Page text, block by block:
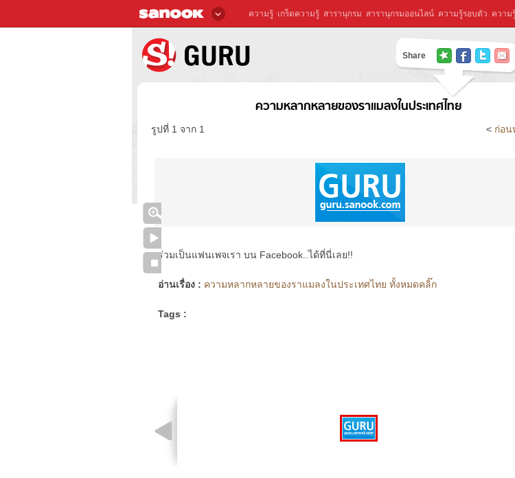
ความรู้ เกร็ดความรู้ สารานุกรม สารานุกรมออนไลน์ ความรู้รอบตัว ความ
Share
ความหลากหลายของราแมลงในประเทศไทย
รูปที่ 1 จาก 1 < ก่อน
ร่วมเป็นแฟนเพจเรา บน Facebook..ได้ที่นี่เลย!!
อ่านเรื่อง : ความหลากหลายของราแมลงในประเทศไทย ทั้งหมดคลิ๊ก
Tags :